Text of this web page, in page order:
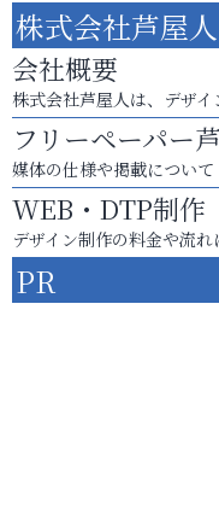
株式会社芦屋
会社概要
株式会社芦屋人は、デザ
フリーペーパー
媒体の仕様や掲載について
WEB・DTP制作
デザイン制作の料金や流れ
PR